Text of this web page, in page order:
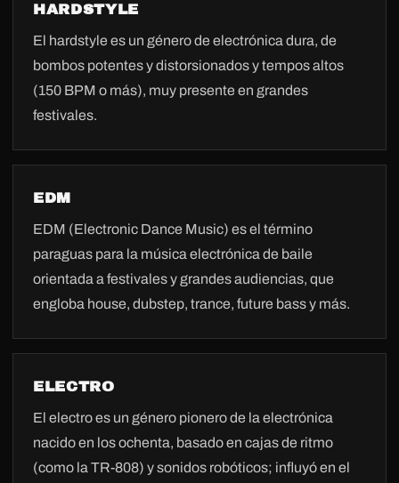
HARDSTYLE
El hardstyle es un género de electrónica dura, de
bombos potentes y distorsionados y tempos altos
(150 BPM o más), muy presente en grandes
festivales.
EDM
EDM (Electronic Dance Music) es el término
paraguas para la música electrónica de baile
orientada a festivales y grandes audiencias, que
engloba house, dubstep, trance, future bass y más.
ELECTRO
El electro es un género pionero de la electrónica
nacido en los ochenta, basado en cajas de ritmo
(como la TR-808) y sonidos robóticos; influyó en el